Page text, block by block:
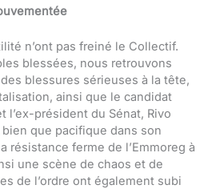
n’ont pas freiné le Collectif.
blessées, nous retrouvons
blessures sérieuses à la tête,
ainsi que le candidat
l’ex-président du Sénat, Rivo
bien que pacifique dans son
résistance ferme de l’Emmoreg à
une scène de chaos et de
de l’ordre ont également subi